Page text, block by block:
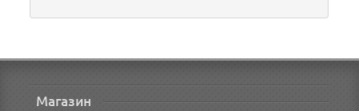
Магазин